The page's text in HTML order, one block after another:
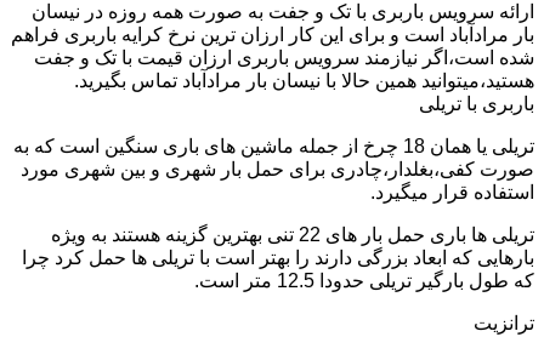
ارائه سرویس باربری با تک و جفت به صورت همه روزه در نیسان
بار مرادآباد است و برای این کار ارزان ترین نرخ کرایه باربری فراهم
شده است،اگر نیازمند سرویس باربری ارزان قیمت با تک و جفت
هستید،میتوانید همین حالا با نیسان بار مرادآباد تماس بگیرید.
باربری با تریلی
تریلی یا همان 18 چرخ از جمله ماشین های باری سنگین است که به
صورت کفی،بغلدار،چادری برای حمل بار شهری و بین شهری مورد
استفاده قرار میگیرد.
تریلی ها باری حمل بار های 22 تنی بهترین گزینه هستند به ویژه
بارهایی که ابعاد بزرگی دارند را بهتر است با تریلی ها حمل کرد چرا
که طول بارگیر تریلی حدودا 12.5 متر است.
ترانزیت